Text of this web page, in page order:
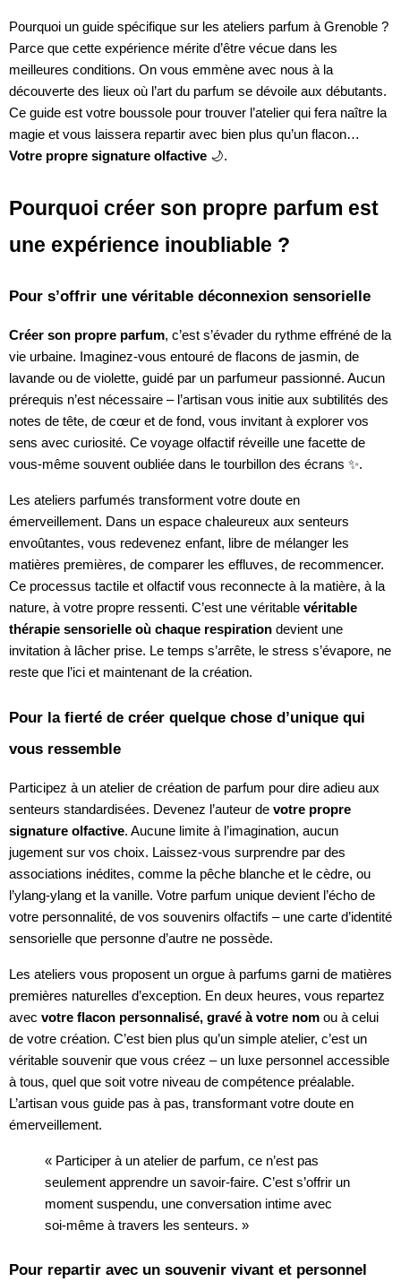
Pourquoi un guide spécifique sur les ateliers parfum à Grenoble ?
Parce que cette expérience mérite d’être vécue dans les
meilleures conditions. On vous emmène avec nous à la
découverte des lieux où l’art du parfum se dévoile aux débutants.
Ce guide est votre boussole pour trouver l’atelier qui fera naître la
magie et vous laissera repartir avec bien plus qu’un flacon…
Votre propre signature olfactive 🌙.
Pourquoi créer son propre parfum est
une expérience inoubliable ?
Pour s’offrir une véritable déconnexion sensorielle
Créer son propre parfum, c’est s’évader du rythme effréné de la
vie urbaine. Imaginez-vous entouré de flacons de jasmin, de
lavande ou de violette, guidé par un parfumeur passionné. Aucun
prérequis n’est nécessaire – l’artisan vous initie aux subtilités des
notes de tête, de cœur et de fond, vous invitant à explorer vos
sens avec curiosité. Ce voyage olfactif réveille une facette de
vous-même souvent oubliée dans le tourbillon des écrans ✨.
Les ateliers parfumés transforment votre doute en
émerveillement. Dans un espace chaleureux aux senteurs
envoûtantes, vous redevenez enfant, libre de mélanger les
matières premières, de comparer les effluves, de recommencer.
Ce processus tactile et olfactif vous reconnecte à la matière, à la
nature, à votre propre ressenti. C’est une véritable véritable
thérapie sensorielle où chaque respiration devient une
invitation à lâcher prise. Le temps s’arrête, le stress s’évapore, ne
reste que l’ici et maintenant de la création.
Pour la fierté de créer quelque chose d’unique qui
vous ressemble
Participez à un atelier de création de parfum pour dire adieu aux
senteurs standardisées. Devenez l’auteur de votre propre
signature olfactive. Aucune limite à l’imagination, aucun
jugement sur vos choix. Laissez-vous surprendre par des
associations inédites, comme la pêche blanche et le cèdre, ou
l’ylang-ylang et la vanille. Votre parfum unique devient l’écho de
votre personnalité, de vos souvenirs olfactifs – une carte d’identité
sensorielle que personne d’autre ne possède.
Les ateliers vous proposent un orgue à parfums garni de matières
premières naturelles d’exception. En deux heures, vous repartez
avec votre flacon personnalisé, gravé à votre nom ou à celui
de votre création. C’est bien plus qu’un simple atelier, c’est un
véritable souvenir que vous créez – un luxe personnel accessible
à tous, quel que soit votre niveau de compétence préalable.
L’artisan vous guide pas à pas, transformant votre doute en
émerveillement.
« Participer à un atelier de parfum, ce n’est pas
seulement apprendre un savoir-faire. C’est s’offrir un
moment suspendu, une conversation intime avec
soi-même à travers les senteurs. »
Pour repartir avec un souvenir vivant et personnel